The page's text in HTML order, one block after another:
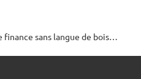
sans langue de bois…